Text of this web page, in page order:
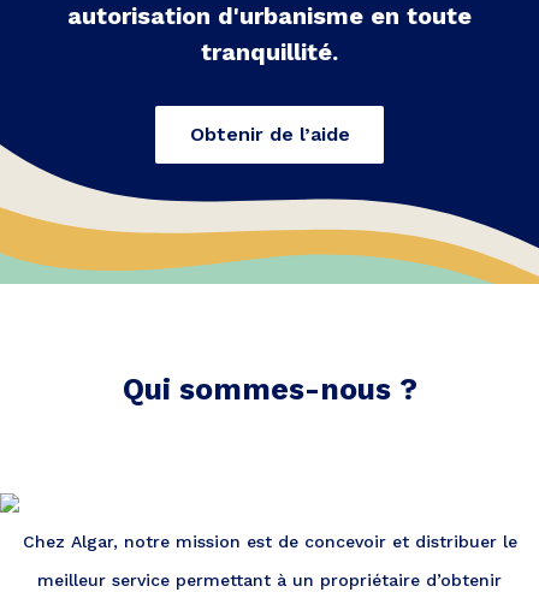
autorisation d'urbanisme en toute
tranquillité.
Obtenir de l’aide
Qui sommes-nous ?
Chez Algar, notre mission est de concevoir et distribuer le
meilleur service permettant à un propriétaire d’obtenir